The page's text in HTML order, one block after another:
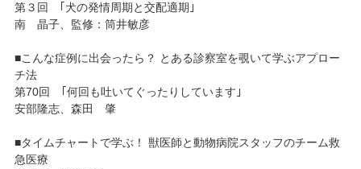
第３回 ｢犬の発情周期と交配適期｣
南 晶子、監修：筒井敏彦
■こんな症例に出会ったら？ とある診察室を覗いて学ぶアプロー
チ法
第70回 ｢何回も吐いてぐったりしています｣
安部隆志、森田 肇
■タイムチャートで学ぶ！ 獣医師と動物病院スタッフのチーム救
急医療